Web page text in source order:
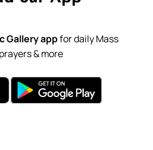
Gallery appfor daily Mass
& more